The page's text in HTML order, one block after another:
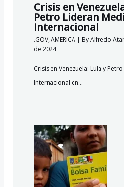
Crisis en
Petro Lideran
Internacional
.GOV,AMERICA| ByAlfredo
de 2024
Crisis en Venezuela: Lula y
Internacional en…